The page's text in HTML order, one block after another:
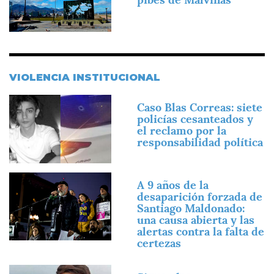
VIOLENCIA INSTITUCIONAL
Imagen
Caso Blas Correas: siete
policías cesanteados y
el reclamo por la
responsabilidad política
Imagen
A 9 años de la
desaparición forzada de
Santiago Maldonado:
una causa abierta y las
alertas contra la falta de
certezas